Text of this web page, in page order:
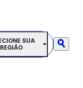
SUA REGIÃO
SUA
REGIÃO